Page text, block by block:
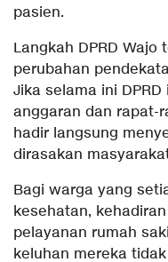
pasien.
Langkah DPRD
perubahan
Jika selama ini
anggaran dan rapat-
hadir langsung
dirasakan
Bagi warga yang
kesehatan,
pelayanan rumah
keluhan mereka